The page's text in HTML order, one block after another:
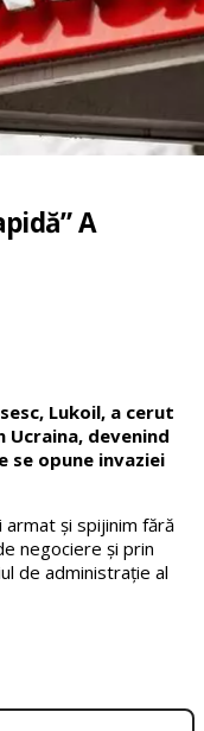
A
Lukoil, a cerut
Ucraina, devenind
se opune invaziei
armat și spijinim fără
negociere și prin
de administrație al